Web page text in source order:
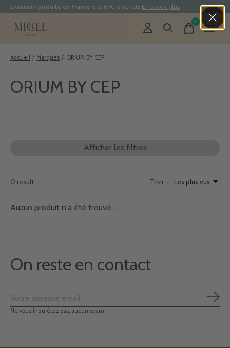
Livraison gratuite en France dès 69€ d'achats En savoir plus
0items
Accueil / Marques / ORIUM BY CEP
ORIUM BY CEP
Afficher les filtres
0 result Trier — Les plus vus
Aucun produit n'a été trouvé...
On reste en contact
Ne vous inquiétez pas, aucun spam